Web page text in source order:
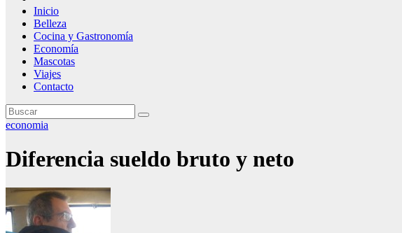
Inicio
Belleza
Cocina y Gastronomía
Economía
Mascotas
Viajes
Contacto
economia
Diferencia sueldo bruto y neto